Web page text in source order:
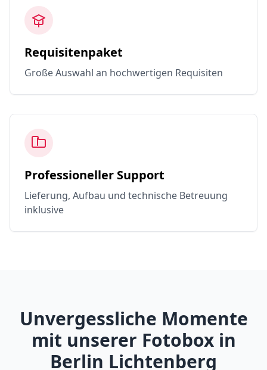
Requisitenpaket
Große Auswahl an hochwertigen Requisiten
Professioneller Support
Lieferung, Aufbau und technische Betreuung
inklusive
Unvergessliche Momente
mit unserer Fotobox in
Berlin Lichtenberg